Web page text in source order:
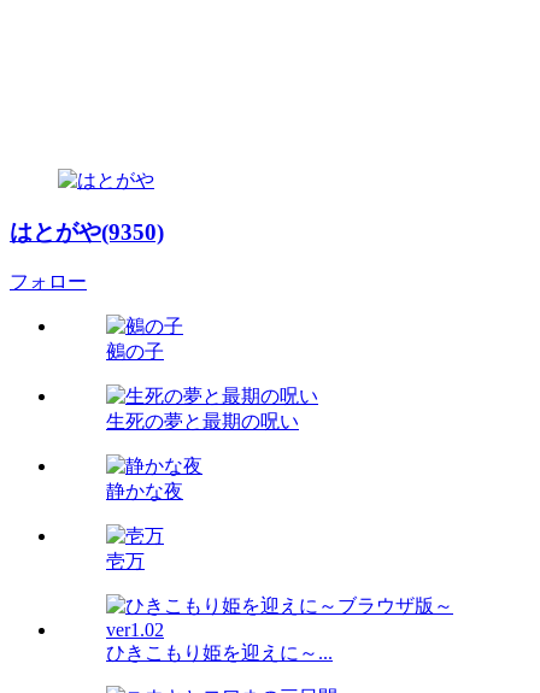
はとがや(9350)
フォロー
鵺の子
生死の夢と最期の呪い
静かな夜
壱万
ひきこもり姫を迎えに～...